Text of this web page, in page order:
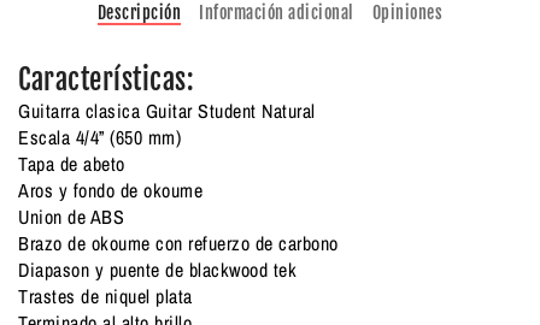
Descripción Información adicional Opiniones
Características:
Guitarra clasica Guitar Student Natural
Escala 4/4” (650 mm)
Tapa de abeto
Aros y fondo de okoume
Union de ABS
Brazo de okoume con refuerzo de carbono
Diapason y puente de blackwood tek
Trastes de niquel plata